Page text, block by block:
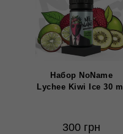
Набор NoName
Lychee Kiwi Ice 30 ml
300 грн